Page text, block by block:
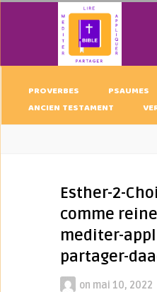
PROVERBES PSAUMES
ANCIEN TESTAMENT
Esther-2-
comme
mediter-
partager-
on mai 10, 2022